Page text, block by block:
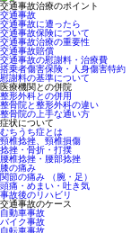
交通事故治療のポイント
交通事故
交通事故に遭ったら
交通事故保険について
交通事故治療の重要性
交通事故賠償
交通事故の慰謝料・治療費
搭乗者傷害保険・人身傷害特約
慰謝料の基準について
医療機関との併院
整形外科との併用
整骨院と整形外科の違い
整骨院の上手な通い方
症状について
むちうち症とは
頸椎捻挫、頸椎損傷
捻挫・骨折・打撲
腰椎捻挫・腰部捻挫
膝の痛み
関節の痛み （腕・足）
頭痛・めまい・吐き気
事故後のリハビリ
交通事故のケース
自動車事故
バイク事故
自転車事故